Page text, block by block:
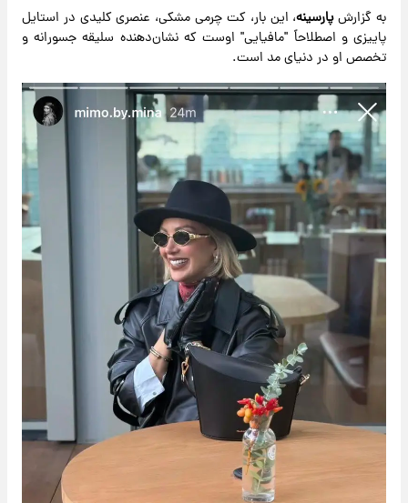
به گزارشپارسینه، این بار، کت چرمی مشکی، عنصری کلیدی در استایل
پاییزی و اصطلاحاً "مافیایی" اوست که نشان‌دهنده سلیقه جسورانه و
تخصص او در دنیای مد است.